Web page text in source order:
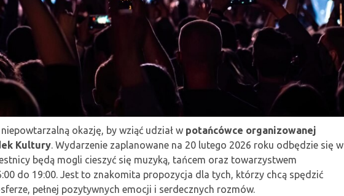
okazję, by wziąć udział w potańcówce organizowanej
Kultury. Wydarzenie zaplanowane na 20 lutego 2026 roku odbędzie się w
będą mogli cieszyć się muzyką, tańcem oraz towarzystwem
do 19:00. Jest to znakomita propozycja dla tych, którzy chcą spędzić
pełnej pozytywnych emocji i serdecznych rozmów.